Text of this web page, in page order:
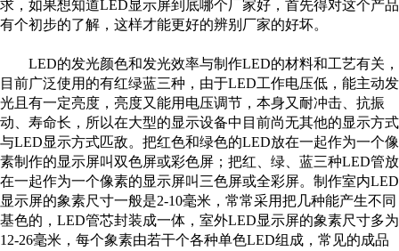
求，如果想知道LED显示屏到底哪个厂家好，首先得对这个产品
有个初步的了解，这样才能更好的辨别厂家的好坏。
LED的发光颜色和发光效率与制作LED的材料和工艺有关，
目前广泛使用的有红绿蓝三种，由于LED工作电压低，能主动发
光且有一定亮度，亮度又能用电压调节，本身又耐冲击、抗振
动、寿命长，所以在大型的显示设备中目前尚无其他的显示方式
与LED显示方式匹敌。把红色和绿色的LED放在一起作为一个像
素制作的显示屏叫双色屏或彩色屏；把红、绿、蓝三种LED管放
在一起作为一个像素的显示屏叫三色屏或全彩屏。制作室内LED
显示屏的象素尺寸一般是2-10毫米，常常采用把几种能产生不同
基色的，LED管芯封装成一体，室外LED显示屏的象素尺寸多为
12-26毫米，每个象素由若干个各种单色LED组成，常见的成品